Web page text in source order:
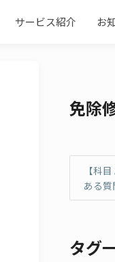
サービス紹介 お
免除
【科
ある質
タグ